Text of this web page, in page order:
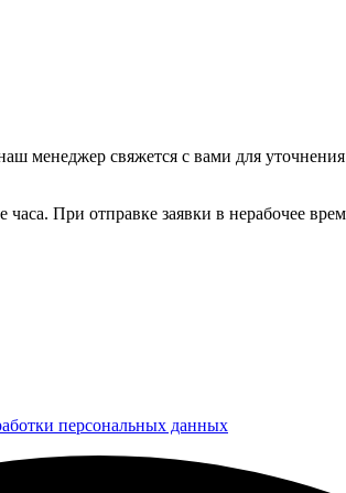
свяжется с вами для
При отправке заявки в нерабочее
персональных данных